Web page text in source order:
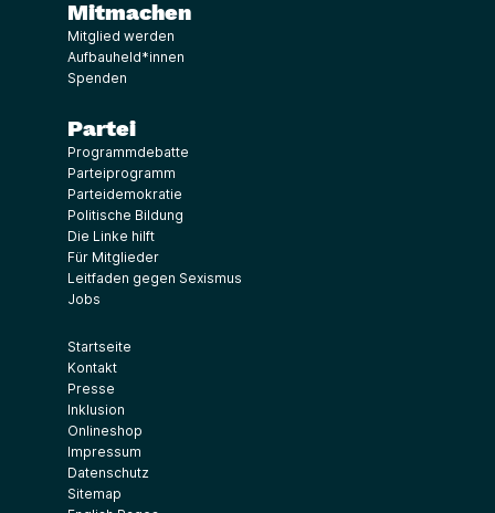
Mitmachen
Mitglied werden
Aufbauheld*innen
Spenden
Partei
Programmdebatte
Parteiprogramm
Parteidemokratie
Politische Bildung
Die Linke hilft
Für Mitglieder
Leitfaden gegen Sexismus
Jobs
Startseite
Kontakt
Presse
Inklusion
Onlineshop
Impressum
Datenschutz
Sitemap